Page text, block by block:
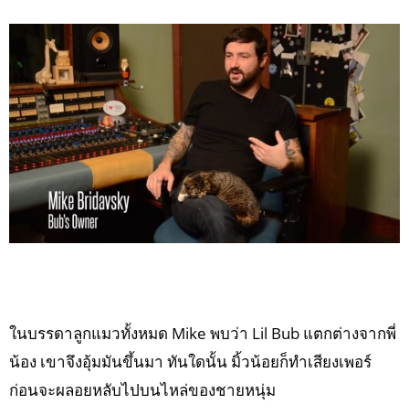
ในบรรดาลูกแมวทั้งหมด Mike พบว่า Lil Bub แตกต่างจากพี่
น้อง เขาจึงอุ้มมันขึ้นมา ทันใดนั้น มิ้วน้อยก็ทำเสียงเพอร์
ก่อนจะผลอยหลับไปบนไหล่ของชายหนุ่ม